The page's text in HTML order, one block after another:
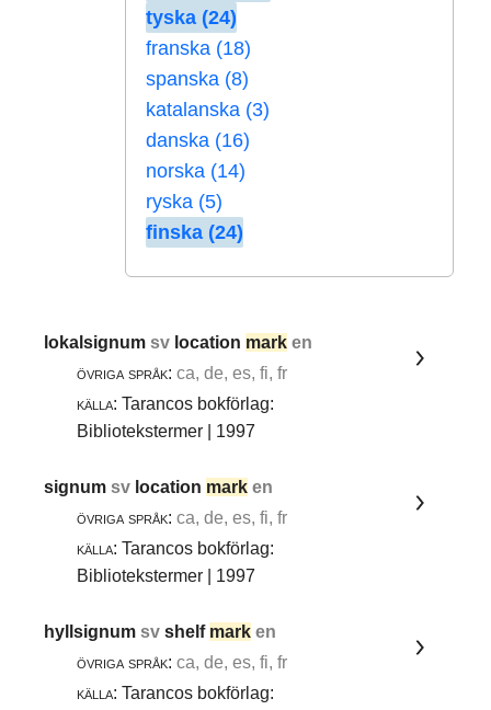
tyska (24)
franska (18)
spanska (8)
katalanska (3)
danska (16)
norska (14)
ryska (5)
finska (24)
lokalsignumsv location mark en
övriga språk: ca, de, es, fi, fr
källa: Tarancos bokförlag:
Bibliotekstermer | 1997
signumsv location mark en
övriga språk: ca, de, es, fi, fr
källa: Tarancos bokförlag:
Bibliotekstermer | 1997
hyllsignumsvshelf mark en
övriga språk: ca, de, es, fi, fr
källa: Tarancos bokförlag: